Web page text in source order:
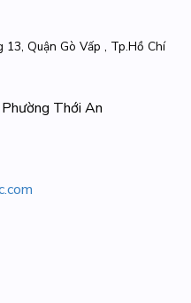
Quận Gò Vấp , Tp.Hồ Chí
Thới An